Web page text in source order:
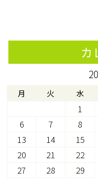
カ
月 火 水
1
6
7 8
13
14 15
20
21 22
27
28 29